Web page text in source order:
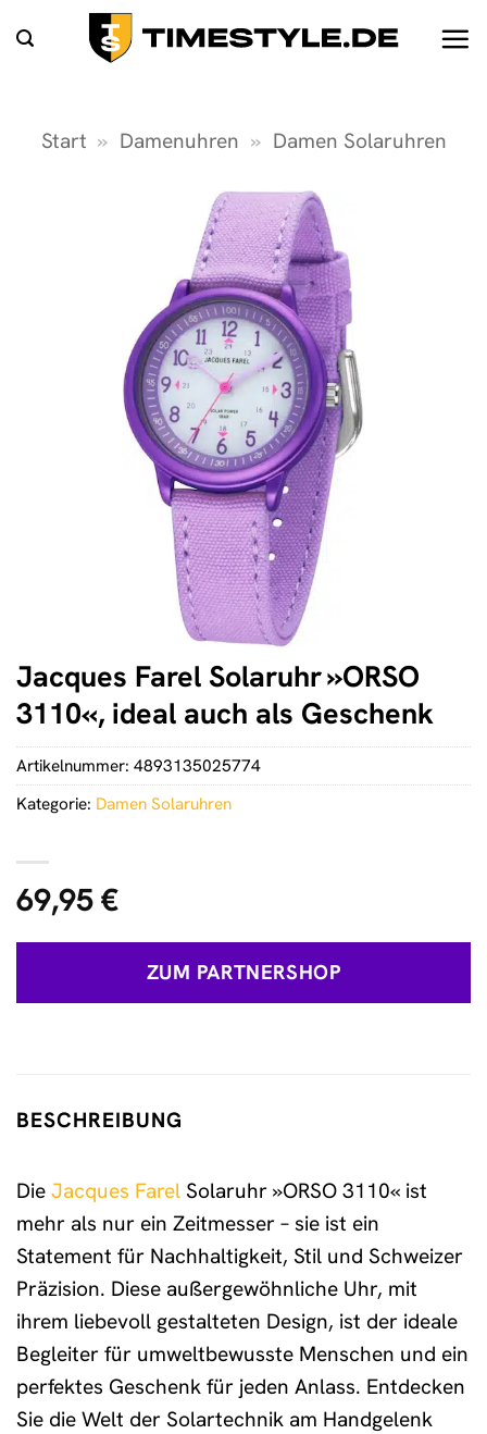
Inhalt
Start » Damenuhren » Damen Solaruhren
Jacques Farel Solaruhr »ORSO
3110«, ideal auch als Geschenk
69,95€
ZUM PARTNERSHOP
Artikelnummer: 4893135025774
Kategorie: Damen Solaruhren
BESCHREIBUNG
Die Jacques Farel Solaruhr »ORSO 3110« ist
mehr als nur ein Zeitmesser – sie ist ein
Statement für Nachhaltigkeit, Stil und Schweizer
Präzision. Diese außergewöhnliche Uhr, mit
ihrem liebevoll gestalteten Design, ist der ideale
Begleiter für umweltbewusste Menschen und ein
perfektes Geschenk für jeden Anlass. Entdecken
Sie die Welt der Solartechnik am Handgelenk